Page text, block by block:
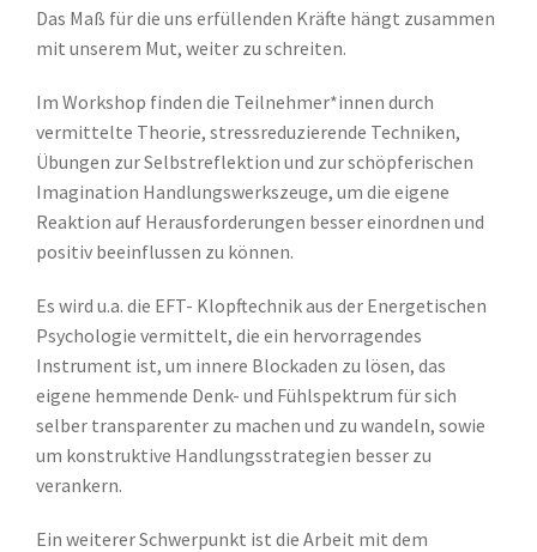
Das Maß für die uns erfüllenden Kräfte hängt zusammen
mit unserem Mut, weiter zu schreiten.
Im Workshop finden die Teilnehmer*innen durch
vermittelte Theorie, stressreduzierende Techniken,
Übungen zur Selbstreflektion und zur schöpferischen
Imagination Handlungswerkszeuge, um die eigene
Reaktion auf Herausforderungen besser einordnen und
positiv beeinflussen zu können.
Es wird u.a. die EFT- Klopftechnik aus der Energetischen
Psychologie vermittelt, die ein hervorragendes
Instrument ist, um innere Blockaden zu lösen, das
eigene hemmende Denk- und Fühlspektrum für sich
selber transparenter zu machen und zu wandeln, sowie
um konstruktive Handlungsstrategien besser zu
verankern.
Ein weiterer Schwerpunkt ist die Arbeit mit dem